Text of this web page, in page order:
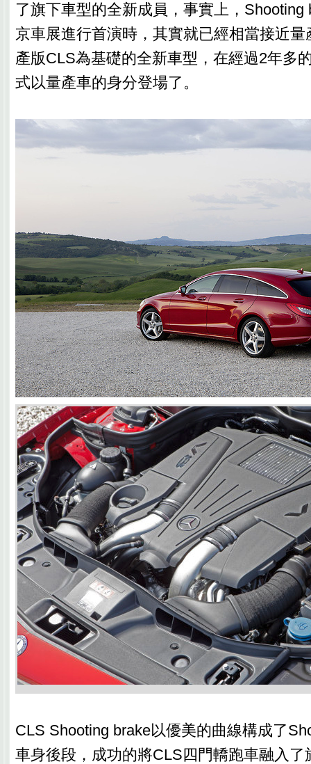
了旗下車型的全新成員，事實上，Shooting
京車展進行首演時，其實就已經相當接近
產版CLS為基礎的全新車型，在經過2年多
式以量產車的身分登場了。
CLS Shooting brake以優美的曲線構成了
車身後段，成功的將CLS四門轎跑車融入了